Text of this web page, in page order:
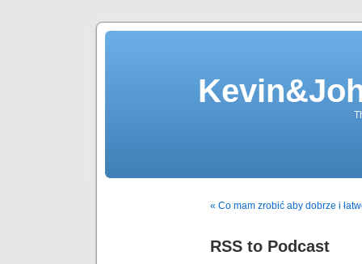
« Co mam zrobić aby dobrze i
RSS to Podcast